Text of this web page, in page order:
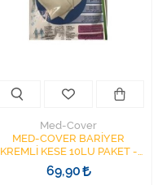
Med-Cover
MED-COVER BARİYER
KREMLİ KESE 10LU PAKET -
YATAN HASTA TEMİZLEME
KESESİ
69,90